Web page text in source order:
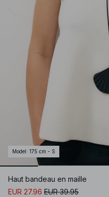
Model : 175 cm - S
Haut bandeau en maille
EUR 27.96 EUR 39.95